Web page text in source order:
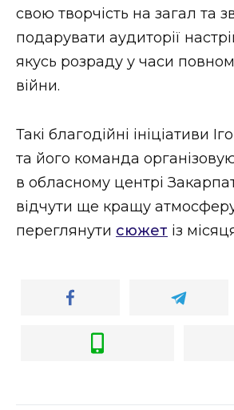
свою творчість на загал та
подарувати аудиторії
якусь розраду у часи
війни.
Такі благодійні ініціативи
та його команда
в обласному центрі
відчути ще кращу
переглянути сюжет із